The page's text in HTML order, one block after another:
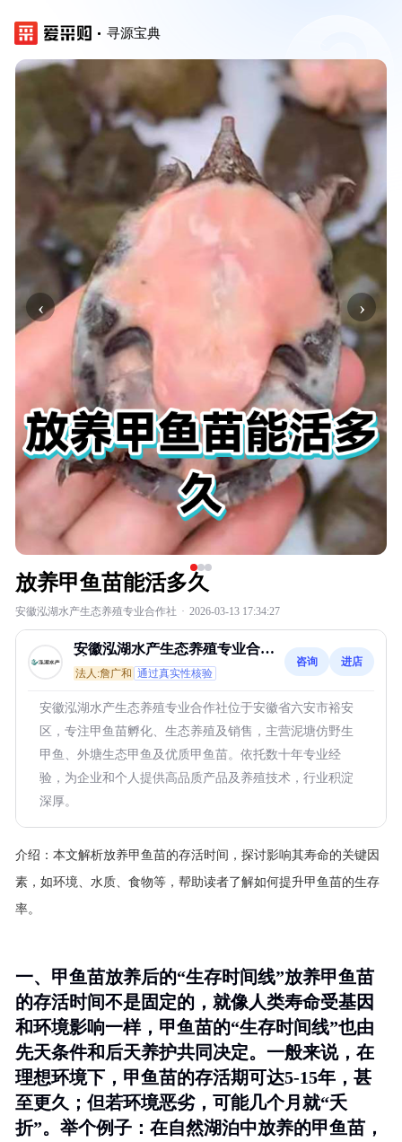
寻源宝典
‹ ›
放养甲鱼苗能活多久
安徽泓湖水产生态养殖专业合作社 · 2026-03-13 17:34:27
安徽泓湖水产生态养殖专业合作
社
法人:詹广和 通过真实性核验
咨询 进店
安徽泓湖水产生态养殖专业合作社位于安徽省六安市裕安
区，专注甲鱼苗孵化、生态养殖及销售，主营泥塘仿野生
甲鱼、外塘生态甲鱼及优质甲鱼苗。依托数十年专业经
验，为企业和个人提供高品质产品及养殖技术，行业积淀
深厚。
介绍： 本文解析放养甲鱼苗的存活时间，探讨影响其寿命的关键因
素，如环境、水质、食物等，帮助读者了解如何提升甲鱼苗的生存
率。
一、甲鱼苗放养后的“生存时间线”放养甲鱼苗
的存活时间不是固定的，就像人类寿命受基因
和环境影响一样，甲鱼苗的“生存时间线”也由
先天条件和后天养护共同决定。一般来说，在
理想环境下，甲鱼苗的存活期可达5-15年，甚
至更久；但若环境恶劣，可能几个月就“夭
折”。举个例子：在自然湖泊中放养的甲鱼苗，